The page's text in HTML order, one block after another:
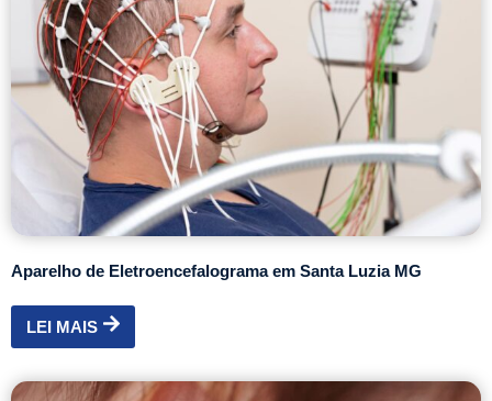
Aparelho de Eletroencefalograma em Santa Luzia MG
LEI MAIS